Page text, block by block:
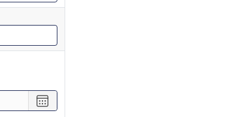
met
Selecteer
een